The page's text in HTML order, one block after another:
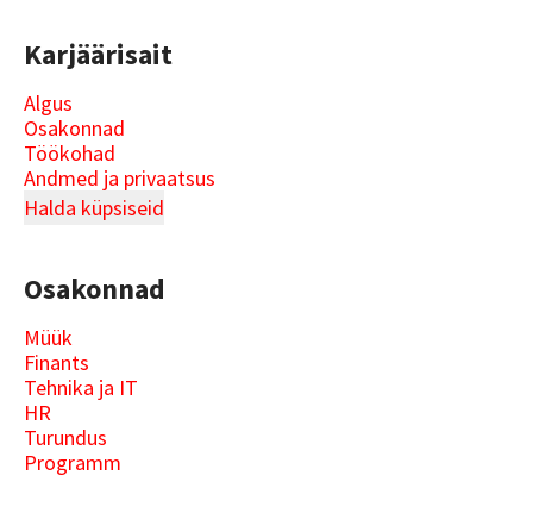
Karjäärisait
Algus
Osakonnad
Töökohad
Andmed ja privaatsus
Halda küpsiseid
Osakonnad
Müük
Finants
Tehnika ja IT
HR
Turundus
Programm